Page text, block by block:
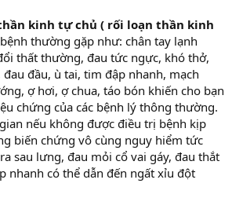
kinh tự chủ ( rối loạn thần kinh
thường gặp như: chân tay lạnh
thất thường, đau tức ngực, khó thở,
đầu, ù tai, tim đập nhanh, mạch
ợ hơi, ợ chua, táo bón khiến cho bạn
chứng của các bệnh lý thông thường.
nếu không được điều trị bệnh kịp
biến chứng vô cùng nguy hiểm tức
sau lưng, đau mỏi cổ vai gáy, đau thắt
nhanh có thể dẫn đến ngất xỉu đột